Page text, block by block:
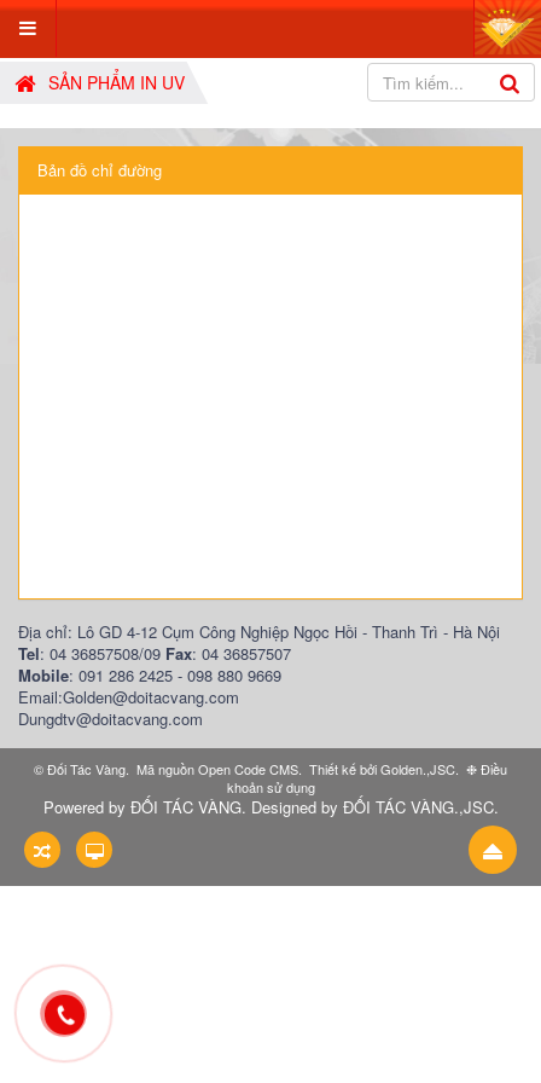
SẢN PHẨM IN UV
Bản đồ chỉ đường
Địa chỉ: Lô GD 4-12 Cụm Công Nghiệp Ngọc Hồi - Thanh Trì - Hà Nội
Tel: 04 36857508/09 Fax: 04 36857507
Mobile: 091 286 2425 - 098 880 9669
Email:Golden@doitacvang.com
Dungdtv@doitacvang.com
©Đối Tác Vàng Mã nguồnOpen Code CMS Thiết kế bởiGolden.,JSC ❉Điều
khoản sử dụng
Powered by ĐỐI TÁC VÀNG. Designed by ĐỐI TÁC VÀNG.,JSC.